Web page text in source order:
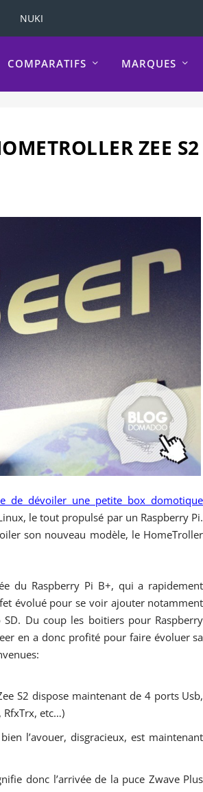
NUKI
COMPARATIFS MARQUES
ZEE S2
de dévoiler une petite box domotique
le tout propulsé par un Raspberry Pi.
son nouveau modèle, le HomeTroller
du Raspberry Pi B+, qui a rapidement
évolué pour se voir ajouter notamment
Du coup les boitiers pour Raspberry
en a donc profité pour faire évoluer sa
S2 dispose maintenant de 4 ports Usb,
RfxTrx, etc…)
l’avouer, disgracieux, est maintenant
donc l’arrivée de la puce Zwave Plus